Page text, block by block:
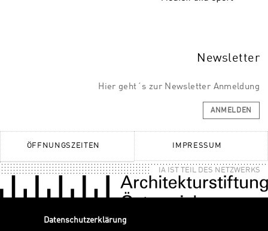
Newsletter
Hier geht´s zur Newsletter Anmeldung
ANMELDEN
ÖFFNUNGSZEITEN IMPRESSUM
IA IST TEIL DES NETZWERKS
Datenschutzerklärung